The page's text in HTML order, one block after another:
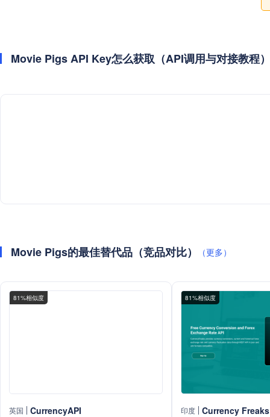
Movie Pigs API Key怎么获取（API调用与对接教程）
Movie Pigs的最佳替代品（竞品对比） （更多）
81%相似度
英国 CurrencyAPI
81%相似度
印度 Currency Freaks